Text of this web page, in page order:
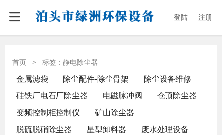
登陆 注册
首页 > 标签：静电除尘器
金属滤袋 除尘配件-除尘骨架
除尘设备维修
硅铁厂电石厂除尘器
电磁脉冲阀
仓顶除尘器
变频控制柜控制仪
矿山除尘器
脱硫脱硝除尘器
星型卸料器
废水处理设备